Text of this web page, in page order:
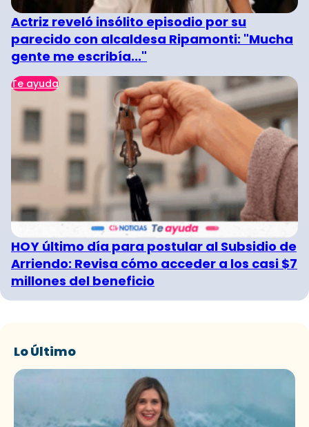
Actriz reveló insólito episodio por su
parecido con alcaldesa Ripamonti: "Mucha
gente me escribía..."
Te ayuda
HOY último día para postular al Subsidio de
Arriendo: Revisa cómo acceder a los casi $7
millones del beneficio
Lo Último